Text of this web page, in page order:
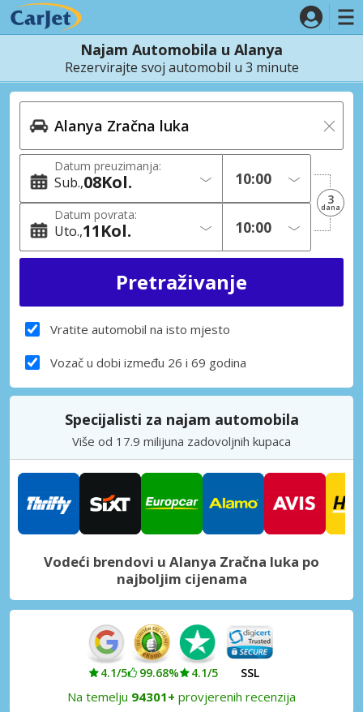
Najam Automobila u Alanya
Rezervirajte svoj automobil u 3 minute
Datum preuzimanja:
Sub. 08Kol.
Datum povrata:
Uto. 11Kol.
3
dana
Vratite automobil na isto mjesto
Vozač u dobi između 26 i 69 godina
Specijalisti za najam automobila
Više od 17.9 milijuna zadovoljnih kupaca
Vodeći brendovi u Alanya Zračna luka po
najboljim cijenama
4.1/5 99.68% 4.1/5 SSL
Na temelju 94301+ provjerenih recenzija